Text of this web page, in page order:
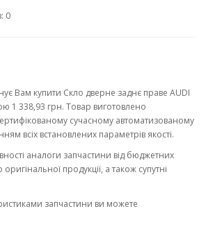
0
Вам купити Скло дверне заднє праве AUDI
1 338,93 грн. Товар виготовлено
сучасному автоматизованому
всіх встановлених параметрів якості.
аналоги запчастини від бюджетних
оригінальної продукції, а також супутні
запчастини ви можете